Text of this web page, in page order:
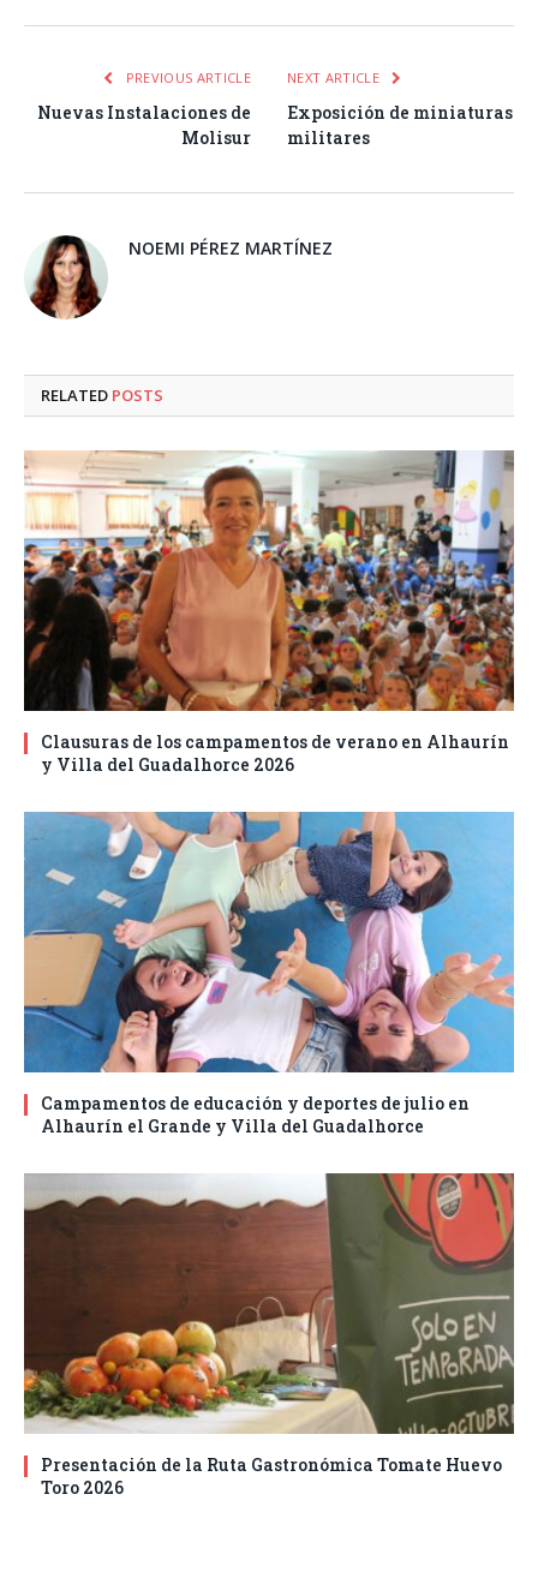
PREVIOUS ARTICLE
Nuevas Instalaciones de
Molisur
NEXT ARTICLE
Exposición de miniaturas
militares
NOEMI PÉREZ MARTÍNEZ
RELATED POSTS
Clausuras de los campamentos de verano en Alhaurín
y Villa del Guadalhorce 2026
Campamentos de educación y deportes de julio en
Alhaurín el Grande y Villa del Guadalhorce
Presentación de la Ruta Gastronómica Tomate Huevo
Toro 2026